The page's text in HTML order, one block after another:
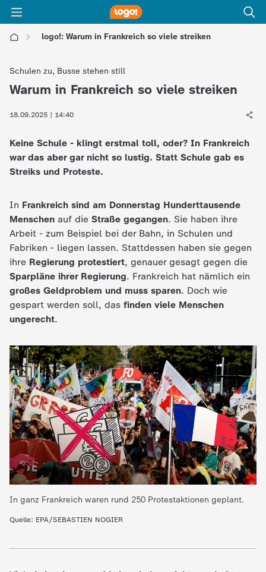
logo!: Warum in Frankreich so viele streiken
o
g
o
d
e
K
n
d
e
n
a
c
Schulen zu, Busse stehen still
:
Warum in Frankreich so viele streiken
18.09.2025 | 14:40
Keine Schule - klingt erstmal toll, oder? In Frankreich
war das aber gar nicht so lustig. Statt Schule gab es
Streiks und Proteste.
In Frankreich sind am Donnerstag Hunderttausende
Menschen auf die Straße gegangen. Sie haben ihre
Arbeit - zum Beispiel bei der Bahn, in Schulen und
Fabriken - liegen lassen. Stattdessen haben sie gegen
ihre Regierung protestiert, genauer gesagt gegen die
Sparpläne ihrer Regierung. Frankreich hat nämlich ein
großes Geldproblem und muss sparen. Doch wie
gespart werden soll, das finden viele Menschen
ungerecht.
In ganz Frankreich waren rund 250 Protestaktionen geplant.
Quelle: EPA/SEBASTIEN NOGIER